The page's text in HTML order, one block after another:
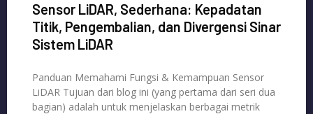
Sensor LiDAR, Sederhana: Kepadatan
Titik, Pengembalian, dan Divergensi Sinar
Sistem LiDAR
Panduan Memahami Fungsi & Kemampuan Sensor
LiDAR Tujuan dari blog ini (yang pertama dari seri dua
bagian) adalah untuk menjelaskan berbagai metrik